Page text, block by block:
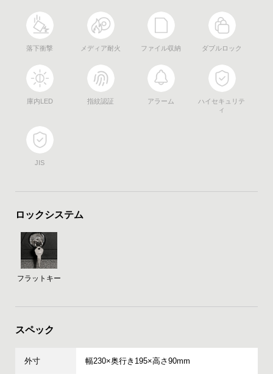
落下衝撃 メディア耐火 ファイル収納 ダブルロック
庫内LED 指紋認証 アラーム
ハイセキュリテ
ィ
JIS
ロックシステム
フラットキー
スペック
外寸 幅230×奥行き195×高さ90mm